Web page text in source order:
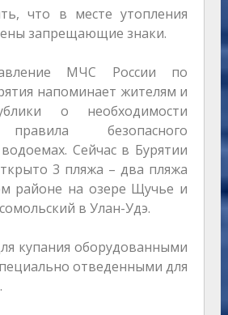
что в месте утопления
запрещающие знаки.
МЧС России по
напоминает жителям и
о необходимости
безопасного
Сейчас в Бурятии
3 пляжа – два пляжа
районе на озере Щучье и
в Улан-Удэ.
купания оборудованными
отведенными для